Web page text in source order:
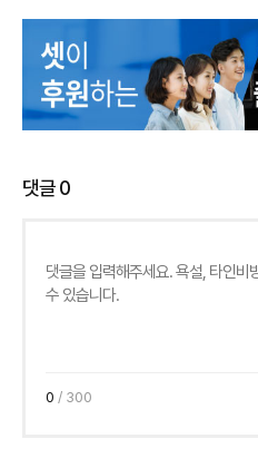
댓글0
0 / 300